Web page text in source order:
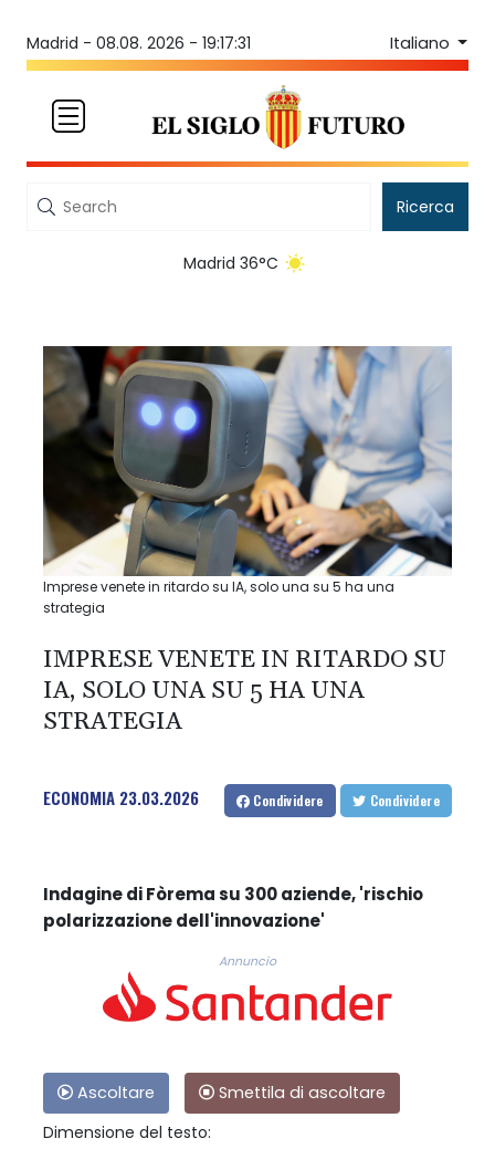
Madrid - 08.08. 2026 - 19:17:31 Italiano
Ricerca
Madrid 36°C
Imprese venete in ritardo su IA, solo una su 5 ha una
strategia
IMPRESE VENETE IN RITARDO SU
IA, SOLO UNA SU 5 HA UNA
STRATEGIA
ECONOMIA 23.03.2026 Condividere Condividere
Indagine di Fòrema su 300 aziende, 'rischio
polarizzazione dell'innovazione'
Annuncio
Ascoltare
Smettila di ascoltare
Dimensione del testo: